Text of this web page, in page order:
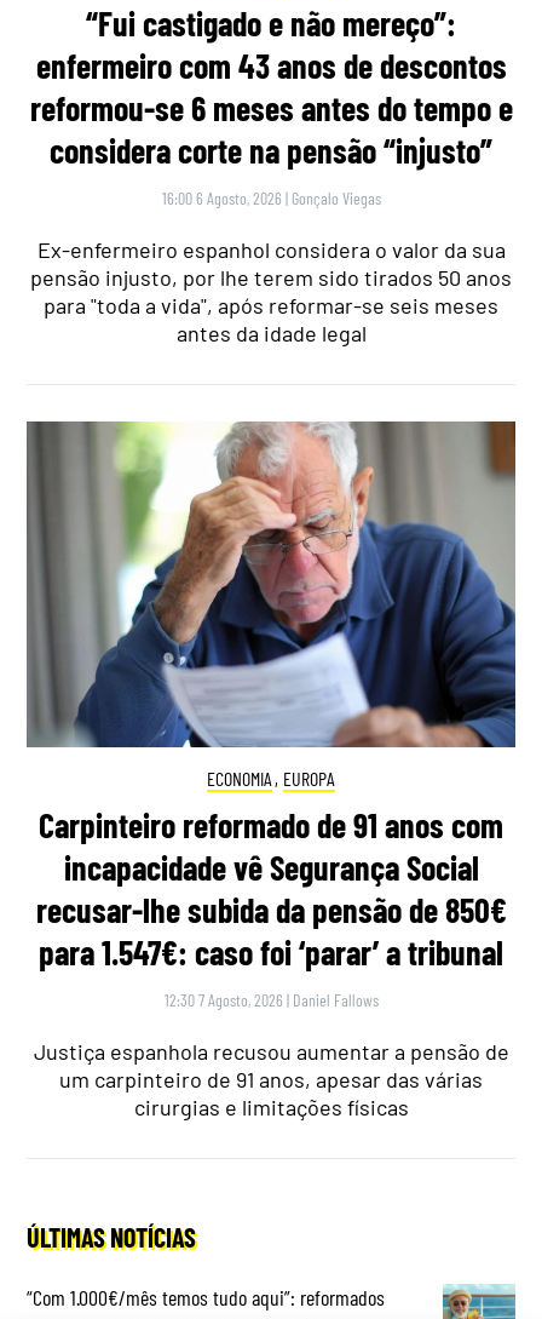
“Fui castigado e não mereço”:
enfermeiro com 43 anos de descontos
reformou-se 6 meses antes do tempo e
considera corte na pensão “injusto”
16:00 6 Agosto, 2026 | Gonçalo Viegas
Ex-enfermeiro espanhol considera o valor da sua
pensão injusto, por lhe terem sido tirados 50 anos
para "toda a vida", após reformar-se seis meses
antes da idade legal
ECONOMIA , EUROPA
Carpinteiro reformado de 91 anos com
incapacidade vê Segurança Social
recusar-lhe subida da pensão de 850€
para 1.547€: caso foi ‘parar’ a tribunal
12:30 7 Agosto, 2026 | Daniel Fallows
Justiça espanhola recusou aumentar a pensão de
um carpinteiro de 91 anos, apesar das várias
cirurgias e limitações físicas
ÚLTIMAS NOTÍCIAS
“Com 1.000€/mês temos tudo aqui”: reformados